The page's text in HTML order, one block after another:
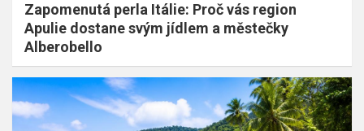
Zapomenutá perla Itálie: Proč vás region
Apulie dostane svým jídlem a městečky
Alberobello